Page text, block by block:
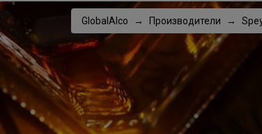
GlobalAlco Производители